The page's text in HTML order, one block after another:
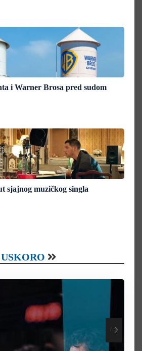
i Warner Brosa pred sudom
sjajnog muzičkog singla
USKORO